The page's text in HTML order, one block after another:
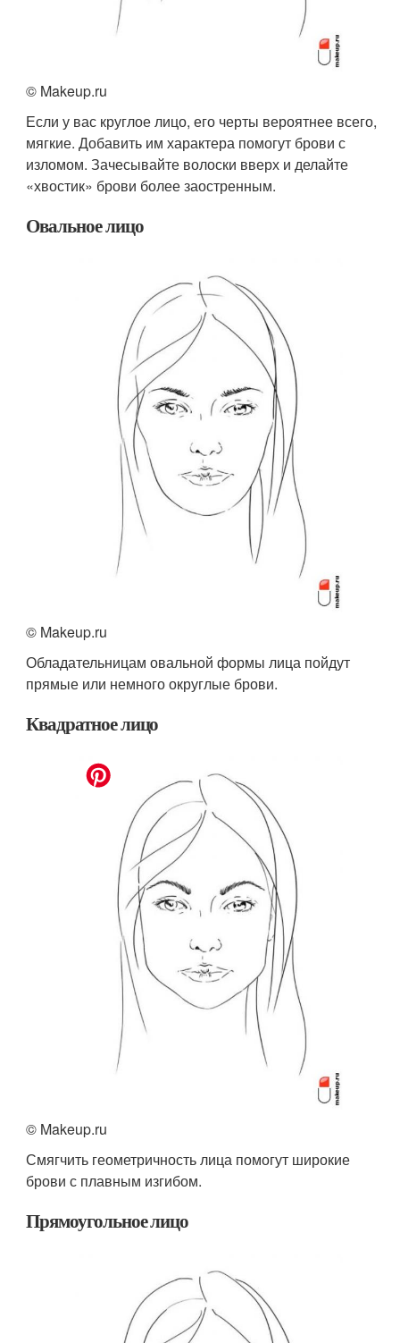
© Makeup.ru
Если у вас круглое лицо, его черты вероятнее всего,
мягкие. Добавить им характера помогут брови с
изломом. Зачесывайте волоски вверх и делайте
«хвостик» брови более заостренным.
Овальное лицо
© Makeup.ru
Обладательницам овальной формы лица пойдут
прямые или немного округлые брови.
Квадратное лицо
© Makeup.ru
Смягчить геометричность лица помогут широкие
брови с плавным изгибом.
Прямоугольное лицо